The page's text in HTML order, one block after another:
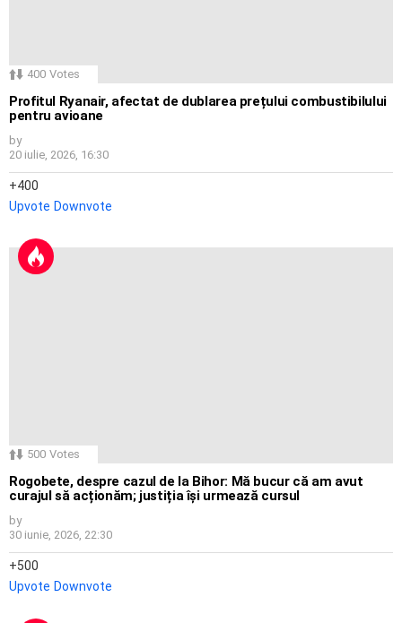
400 Votes
Profitul Ryanair, afectat de dublarea prețului combustibilului
pentru avioane
by
20 iulie, 2026, 16:30
400
Upvote Downvote
500 Votes
Rogobete, despre cazul de la Bihor: Mă bucur că am avut
curajul să acționăm; justiția își urmează cursul
by
30 iunie, 2026, 22:30
500
Upvote Downvote